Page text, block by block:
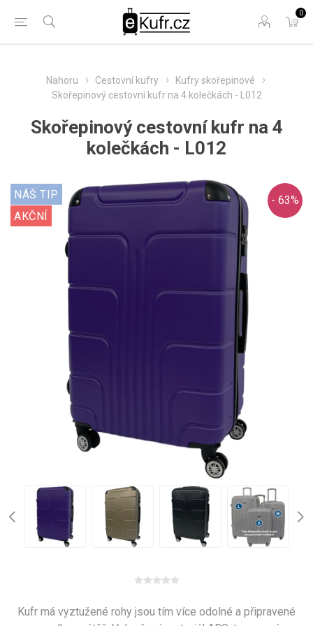
0
Nahoru Cestovní kufry
Kufry skořepinové
Skořepinový cestovní kufr na 4 kolečkách - L012
Skořepinový cestovní kufr na 4
kolečkách - L012
- 63%
NÁŠ TIP
AKČNÍ
Kufr má vyztužené rohy jsou tím více odolné a připravené